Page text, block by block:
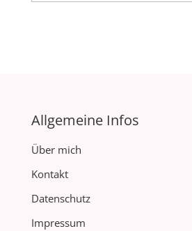
Allgemeine Infos
Über mich
Kontakt
Datenschutz
Impressum